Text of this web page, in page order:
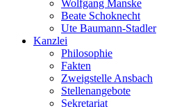
Wolfgang Manske
Beate Schoknecht
Ute Baumann-Stadler
Kanzlei
Philosophie
Fakten
Zweigstelle Ansbach
Stellenangebote
Sekretariat